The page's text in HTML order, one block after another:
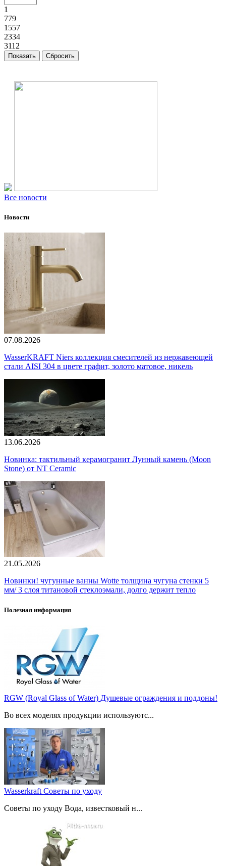
1
779
1557
2334
3112
Все новости
Новости
07.08.2026
WasserKRAFT Niers коллекция смесителей из нержавеющей
стали AISI 304 в цвете графит, золото матовое, никель
13.06.2026
Новинка: тактильный керамогранит Лунный камень (Moon
Stone) от NT Ceramic
21.05.2026
Новинки! чугунные ванны Wotte толщина чугуна стенки 5
мм/ 3 слоя титановой стеклоэмали, долго держит тепло
Полезная информация
RGW (Royal Glass of Water) Душевые ограждения и поддоны!
Во всех моделях продукции используютс...
Wasserkraft Советы по уходу
Советы по уходу Вода, известковый н...